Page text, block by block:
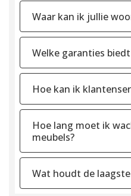
Waar kan ik jullie
Welke garanties
Hoe kan ik
Hoe lang moet ik
meubels?
Wat houdt de